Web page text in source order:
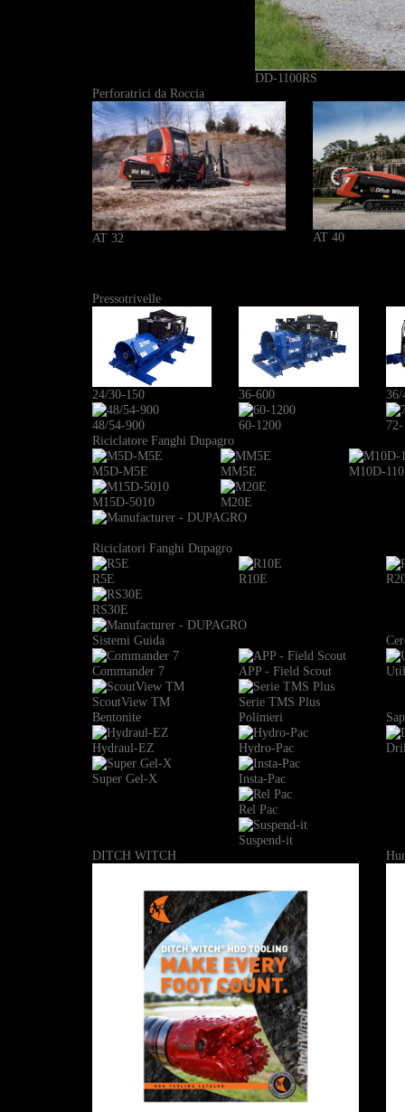
DD-1100RS
Perforatrici da Roccia
AT 32 AT 40
Pressotrivelle
24/30-150 36-600 36/
48/54-900 60-1200
Riciclatore Fanghi Dupagro
M5D-M5E MM5E M10D-110
M15D-5010 M20E
Riciclatori Fanghi Dupagro
R5E R10E
RS30E
Sistemi Guida
Commander 7 APP - Field Scout
ScoutView TM Serie TMS Plus
Bentonite
Hydraul-EZ
Super Gel-X
Polimeri
Hydro-Pac
Insta-Pac
Rel Pac
Suspend-it
DITCH WITCH